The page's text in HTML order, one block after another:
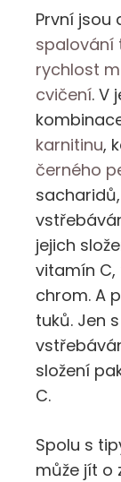
První jsou
spalování
rychlost
cvičení. V
karnitinu,
černého
jejich
vitamín
chrom. A
tuků. Jen
složení
C.
Spolu s
může jít o